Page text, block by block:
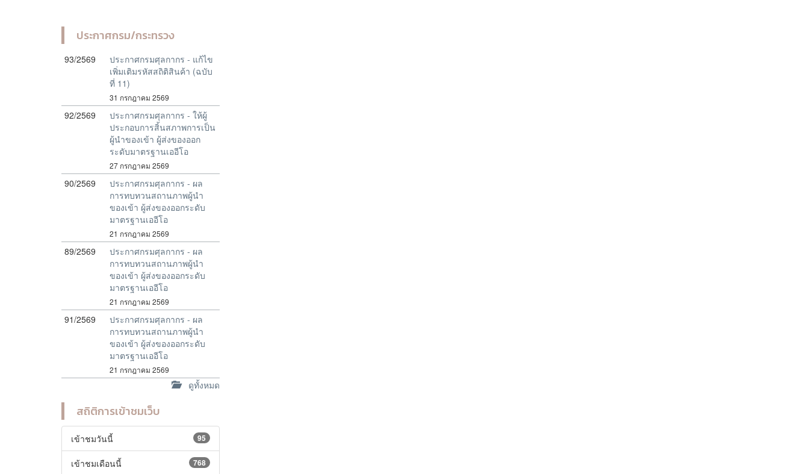
ประกาศกรม/กระทรวง
93/2569
ประกาศกรมศุลกากร - แก้ไข
เพิ่มเติมรหัสสถิติสินค้า (ฉบับ
ที่ 11)
31 กรกฎาคม 2569
92/2569
ประกาศกรมศุลกากร - ให้ผู้
ประกอบการสิ้นสภาพการเป็น
ผู้นำของเข้า ผู้ส่งของออก
ระดับมาตรฐานเออีโอ
27 กรกฎาคม 2569
90/2569
ประกาศกรมศุลกากร - ผล
การทบทวนสถานภาพผู้นำ
ของเข้า ผู้ส่งของออกระดับ
มาตรฐานเออีโอ
21 กรกฎาคม 2569
89/2569
ประกาศกรมศุลกากร - ผล
การทบทวนสถานภาพผู้นำ
ของเข้า ผู้ส่งของออกระดับ
มาตรฐานเออีโอ
21 กรกฎาคม 2569
91/2569
ประกาศกรมศุลกากร - ผล
การทบทวนสถานภาพผู้นำ
ของเข้า ผู้ส่งของออกระดับ
มาตรฐานเออีโอ
21 กรกฎาคม 2569
ดูทั้งหมด
สถิติการเข้าชมเว็บ
95
เข้าชมวันนี้
768
เข้าชมเดือนนี้